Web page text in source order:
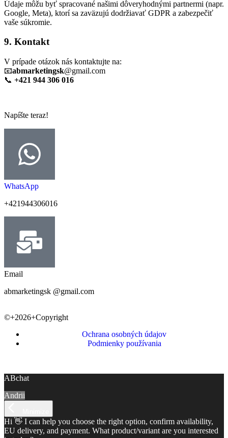
Údaje môžu byť spracované našimi dôveryhodnými partnermi (napr.
Google, Meta), ktorí sa zaväzujú dodržiavať GDPR a zabezpečiť
vaše súkromie.
9. Kontakt
V prípade otázok nás kontaktujte na:
📧abmarketingsk@gmail.com
📞 +421 944 306 016
Napíšte teraz!
WhatsApp
+421944306016
Email
abmarketingsk @gmail.com
©+2026+Copyright
Ochrana osobných údajov
Podmienky používania
ABchat
Andrii
Hi 👋 I can help you choose the right option, confirm availability,
EU delivery, and payment. What product/variant are you interested